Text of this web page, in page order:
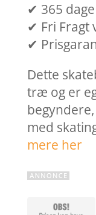
✔ 365
✔ Fri Fragt
✔
Dette
træ og er
med
mere her